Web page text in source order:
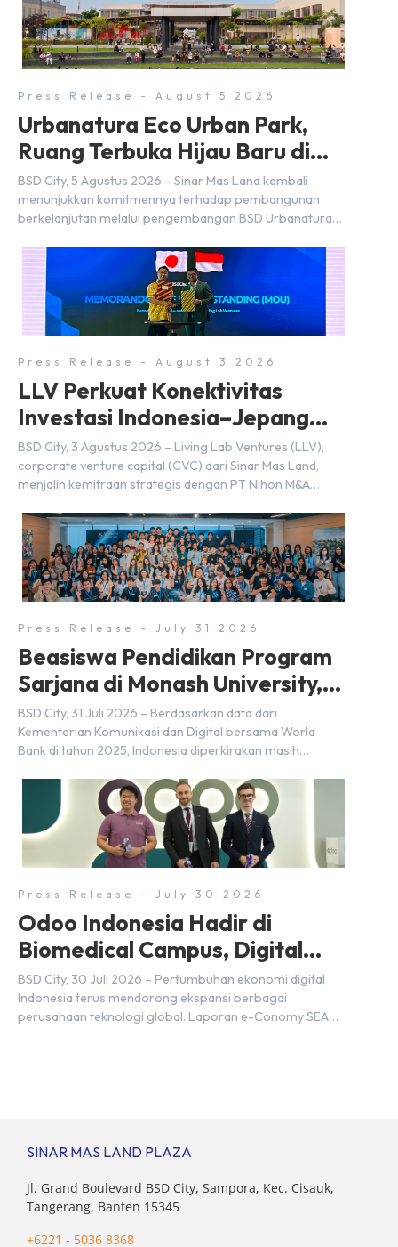
Press Release - August 5 2026
Urbanatura Eco Urban Park,
Ruang Terbuka Hijau Baru di
BSD City
BSD City, 5 Agustus 2026 – Sinar Mas Land kembali
menunjukkan komitmennya terhadap pembangunan
berkelanjutan melalui pengembangan BSD Urbanatura
dengan jalur sungai sepanjang 1,5 km yang dikelilingi
lanskap tropis rimbun di BSD City yang sebelumnya
dikenal sebagai Green Pathway. Transformasi ini
merupakan bagian dari upaya perusahaan untuk […]
Press Release - August 3 2026
LLV Perkuat Konektivitas
Investasi Indonesia–Jepang
(FDI) pada 2025
BSD City, 3 Agustus 2026 – Living Lab Ventures (LLV),
corporate venture capital (CVC) dari Sinar Mas Land,
menjalin kemitraan strategis dengan PT Nihon M&A
Holdings Inc. Kemitraan tersebut ditandai dengan
penandatanganan Memorandum of Understanding
(MoU) oleh Bayu Seto (Partner at Living Lab Ventures)
dan Kosuke Kawata […]
Press Release - July 31 2026
Beasiswa Pendidikan Program
Sarjana di Monash University,
BSD City
BSD City, 31 Juli 2026 – Berdasarkan data dari
Kementerian Komunikasi dan Digital bersama World
Bank di tahun 2025, Indonesia diperkirakan masih
2030 atau setara dengan 600 ribu tenaga digital baru
setiap tahunnya untuk mendukung percepatan
transformasi digital di berbagai sektor strategis.
Kebutuhan tersebut menjadikan pengembangan sumber
daya […]
Press Release - July 30 2026
Odoo Indonesia Hadir di
Biomedical Campus, Digital
Hub, BSD City
BSD City, 30 Juli 2026 – Pertumbuhan ekonomi digital
Indonesia terus mendorong ekspansi berbagai
perusahaan teknologi global. Laporan e-Conomy SEA
SINAR MAS LAND PLAZA
Jl. Grand Boulevard BSD City, Sampora, Kec. Cisauk,
Tangerang, Banten 15345
+6221 - 5036 8368